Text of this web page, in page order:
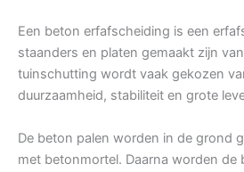
Een beton erfafscheiding is een
staanders en platen gemaakt zijn
tuinschutting wordt vaak gekozen
duurzaamheid, stabiliteit en grote
De beton palen worden in de grond
met betonmortel. Daarna worden de